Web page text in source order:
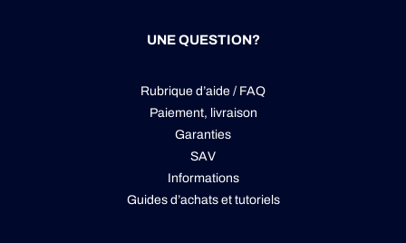
UNE QUESTION?
Rubrique d’aide / FAQ
Paiement, livraison
Garanties
SAV
Informations
Guides d’achats et tutoriels